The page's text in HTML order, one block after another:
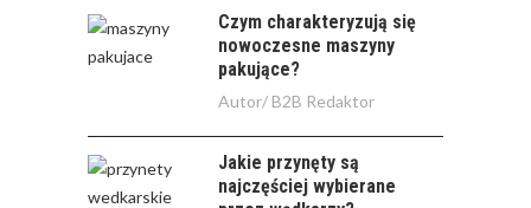
Czym charakteryzują się
nowoczesne maszyny
pakujące?
Autor/ B2B Redaktor
Jakie przynęty są
najczęściej wybierane